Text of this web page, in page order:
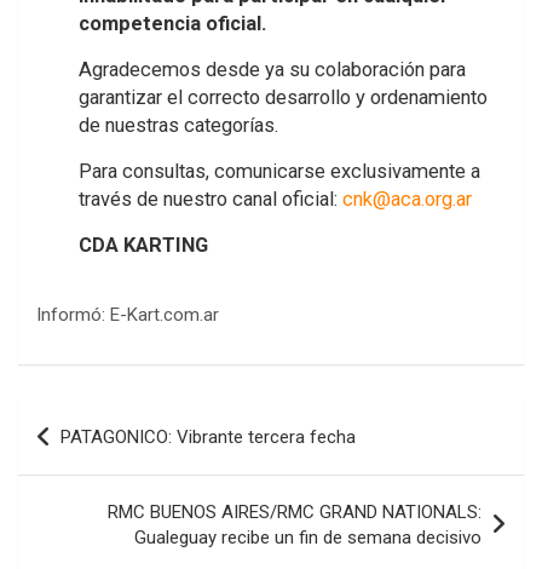
competencia oficial.
Agradecemos desde ya su colaboración para
garantizar el correcto desarrollo y ordenamiento
de nuestras categorías.
Para consultas, comunicarse exclusivamente a
través de nuestro canal oficial: cnk@aca.org.ar
CDA KARTING
Informó: E-Kart.com.ar
Navegación
de
entradas
PATAGONICO: Vibrante tercera fecha
RMC BUENOS AIRES/RMC GRAND NATIONALS:
Gualeguay recibe un fin de semana decisivo
COBERTURA ESPECIAL DE E-KART.COM.AR
IAME SERIES ARGENTINA 6
Baradero (Buenos Aires)
Ciudad de Trenque Lauquen (Asfalto)